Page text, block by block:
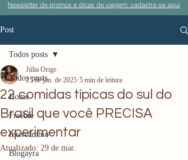
Newsletter de promos e dicas de viagem: cadastre-se aqui
Post
Todos posts
Home
Freebie
Intercâmbio
Blogayra
Todos posts
22 comidas típicas do sul do
Brasil que você PRECISA
experimentar
Júlia Orige
25 de jan. de 2025 5 min de leitura
Atualizado: 29 de mar.